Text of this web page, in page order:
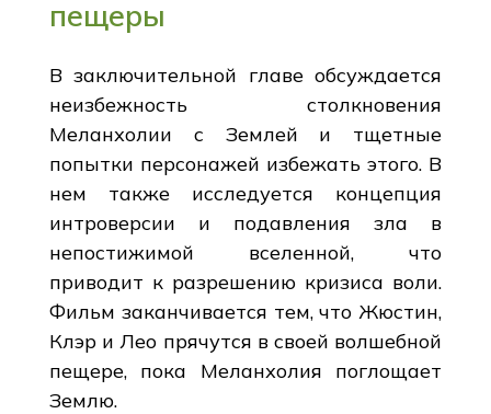
пещеры
В заключительной главе обсуждается
неизбежность столкновения
Меланхолии с Землей и тщетные
попытки персонажей избежать этого. В
нем также исследуется концепция
интроверсии и подавления зла в
непостижимой вселенной, что
приводит к разрешению кризиса воли.
Фильм заканчивается тем, что Жюстин,
Клэр и Лео прячутся в своей волшебной
пещере, пока Меланхолия поглощает
Землю.